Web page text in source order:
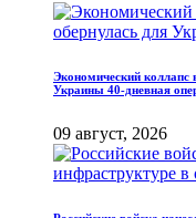
Экономический коллапс
Украины 40-дневная
09 август, 2026